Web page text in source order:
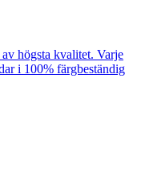
högsta kvalitet. Varje
i 100% färgbeständig